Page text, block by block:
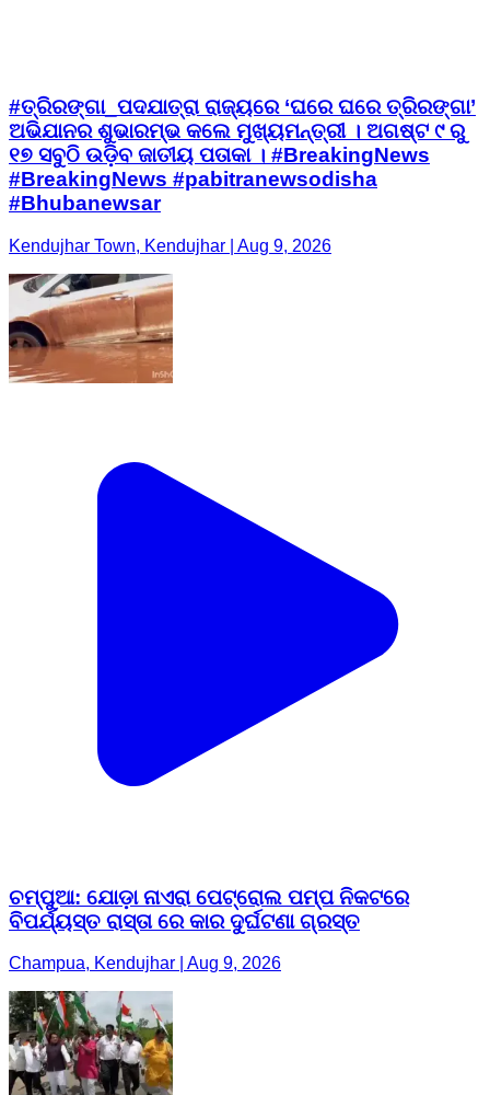
#ତ୍ରିରଙ୍ଗା_ପଦଯାତ୍ରା ରାଜ୍ୟରେ ‘ଘରେ ଘରେ ତ୍ରିରଙ୍ଗା’
ଅଭିଯାନର ଶୁଭାରମ୍ଭ କଲେ ମୁଖ୍ୟମନ୍ତ୍ରୀ । ଅଗଷ୍ଟ ୯ ରୁ
୧୭ ସବୁଠି ଉଡ଼ିବ ଜାତୀୟ ପତାକା । #BreakingNews
#BreakingNews #pabitranewsodisha
#Bhubanewsar
Kendujhar Town, Kendujhar | Aug 9, 2026
ଚମ୍ପୁଆ: ଯୋଡ଼ା ନାଏରା ପେଟ୍ରୋଲ ପମ୍ପ ନିକଟରେ
ବିପର୍ଯ୍ୟସ୍ତ ରାସ୍ତା ରେ କାର ଦୁର୍ଘଟଣା ଗ୍ରସ୍ତ
Champua, Kendujhar | Aug 9, 2026